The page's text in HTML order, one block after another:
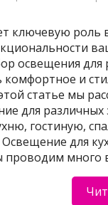
ключевую роль
освещения для
комфортное и
статье мы
для различных
гостиную,
для
проводим много